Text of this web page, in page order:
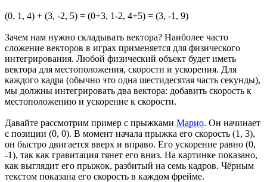
(0, 1, 4) + (3, -2, 5) = (0+3, 1-2, 4+5) = (3, -1, 9)
Зачем нам нужно складывать вектора? Наиболее часто
сложение векторов в играх применяется для физического
интегрирования. Любой физический объект будет иметь
вектора для местоположения, скорости и ускорения. Для
каждого кадра (обычно это одна шестидесятая часть секунды),
мы должны интегрировать два вектора: добавить скорость к
местоположению и ускорение к скорости.
Давайте рассмотрим пример с прыжками Марио. Он начинает
с позиции (0, 0). В момент начала прыжка его скорость (1, 3),
он быстро двигается вверх и вправо. Его ускорение равно (0,
-1), так как гравитация тянет его вниз. На картинке показано,
как выглядит его прыжок, разбитый на семь кадров. Чёрным
текстом показана его скорость в каждом фрейме.